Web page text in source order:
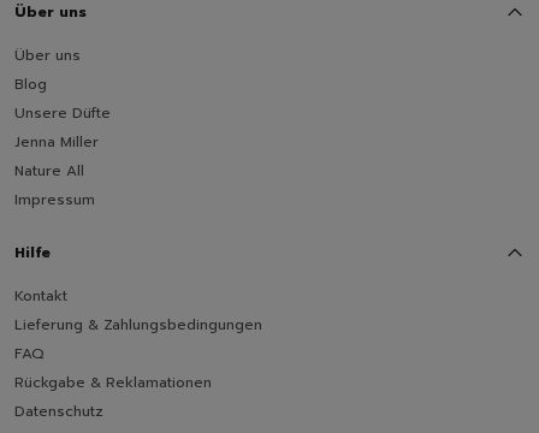
Über uns
Über uns
Blog
Unsere Düfte
Jenna Miller
Nature All
Impressum
Hilfe
Kontakt
Lieferung & Zahlungsbedingungen
FAQ
Rückgabe & Reklamationen
Datenschutz